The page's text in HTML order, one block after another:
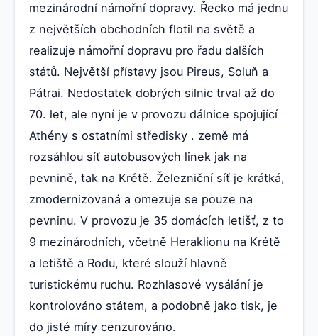
mezinárodní námořní dopravy. Řecko má jednu
z největších obchodních flotil na světě a
realizuje námořní dopravu pro řadu dalších
států. Největší přístavy jsou Pireus, Soluň a
Pátrai. Nedostatek dobrých silnic trval až do
70. let, ale nyní je v provozu dálnice spojující
Athény s ostatními středisky . země má
rozsáhlou síť autobusových linek jak na
pevnině, tak na Krétě. Železniční síť je krátká,
zmodernizovaná a omezuje se pouze na
pevninu. V provozu je 35 domácích letišť, z to
9 mezinárodních, včetně Heraklionu na Krétě
a letiště a Rodu, které slouží hlavně
turistickému ruchu. Rozhlasové vysálání je
kontrolováno státem, a podobně jako tisk, je
do jisté míry cenzurováno.